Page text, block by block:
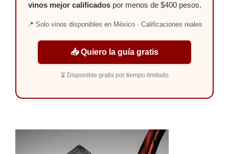
vinos mejor calificadospor menos de $400 pesos.
📍 Solo vinos disponibles en México · Calificaciones reales
📥 Quiero la guía gratis
⏳ Disponible gratis por tiempo limitado